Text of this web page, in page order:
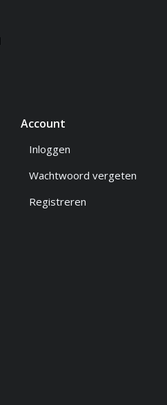
Account
Inloggen
Wachtwoord vergeten
Registreren